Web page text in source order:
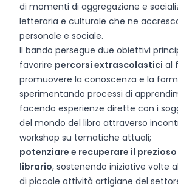
di momenti di aggregazione e
letteraria e culturale che ne
personale e sociale.
Il bando persegue due obiettivi
favorire percorsi extrascolastici al
promuovere la conoscenza e la
sperimentando processi di
facendo esperienze dirette con i
del mondo del libro attraverso
workshop su tematiche attuali;
potenziare e recuperare il
librario, sostenendo iniziative volte
di piccole attività artigiane del